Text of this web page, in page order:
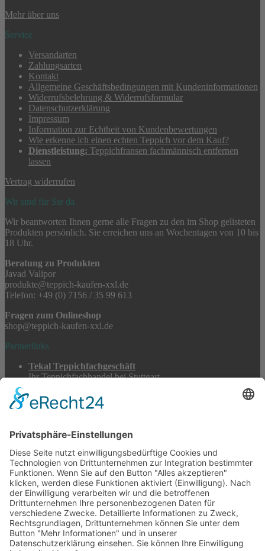
Mehr über uns
Service
Versandarten
Zahlungsarten
Kontakt
Allgemeine Geschäftsbedingungen mit Kundeninformationen
Widerrufsbelehrung & Widerrufsformular
Datenschutzerklärung
Impressum
Information zur Echtheit von Kundenbewertungen
Wie erkenne ich einen echten Teppich vor dem Kauf?
Dienstleistung: Teppichfransen fachmännisch entfernen
lassen
Vertrag widerrufen
Wir sind für Sie da
Wir beantworten Ihnen gerne alle Fragen zu den im Shop gelisteten
Produkten persönlich. Sie erreichen uns an Wochentagen von 10 bis
18 Uhr.
Beratung zu Produkten
Javad Valipor
produkte@teppich-kaufen-xxl.de
Telefon: +49 (0) 7156 / 35 99 613
Fragen zum Onlineshop
shop@teppich-kaufen-xxl.de
Partnerlinks
Tekal Teppichfachgeschäft
Ihr Teppichfachhandel bei Stuttgart
Teppichwäsche & -reparatur
Stadtmühle Waldenbuch
Feuerwerk XXL
Pyrotechnik online bestellen
© 2017-2026 · Tekal – Textile Lebensqualität| Einzelstücke mit
Charakter – Exklusive moderne Teppiche und handverlesene
Orientteppiche
Alle Preise inkl. der gesetzlichen MwSt. · Die durchgestrichenen Preise
entsprechen, sofern nicht anders angegeben, den bisherigen Preisen in
unserem Shop.
Cookie-Einstellungen